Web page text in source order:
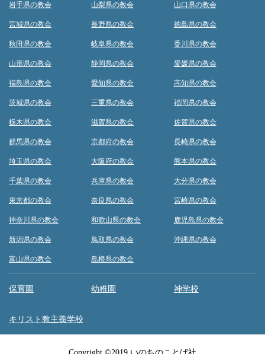
岩手県の教会
宮城県の教会
秋田県の教会
山形県の教会
福島県の教会
茨城県の教会
栃木県の教会
群馬県の教会
埼玉県の教会
千葉県の教会
東京都の教会
神奈川県の教会
新潟県の教会
富山県の教会
山梨県の教会
長野県の教会
岐阜県の教会
静岡県の教会
愛知県の教会
三重県の教会
滋賀県の教会
京都府の教会
大阪府の教会
兵庫県の教会
奈良県の教会
和歌山県の教会
鳥取県の教会
島根県の教会
山口県の教会
徳島県の教会
香川県の教会
愛媛県の教会
高知県の教会
福岡県の教会
佐賀県の教会
長崎県の教会
熊本県の教会
大分県の教会
宮崎県の教会
鹿児島県の教会
沖縄県の教会
保育園 幼稚園 神学校
キリスト教主義学校